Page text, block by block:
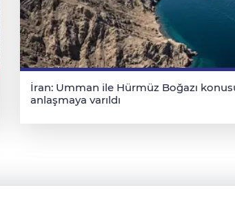
İran: Umman ile Hürmüz Boğazı
anlaşmaya varıldı